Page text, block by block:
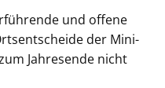
und offene
der Mini-
Jahresende nicht